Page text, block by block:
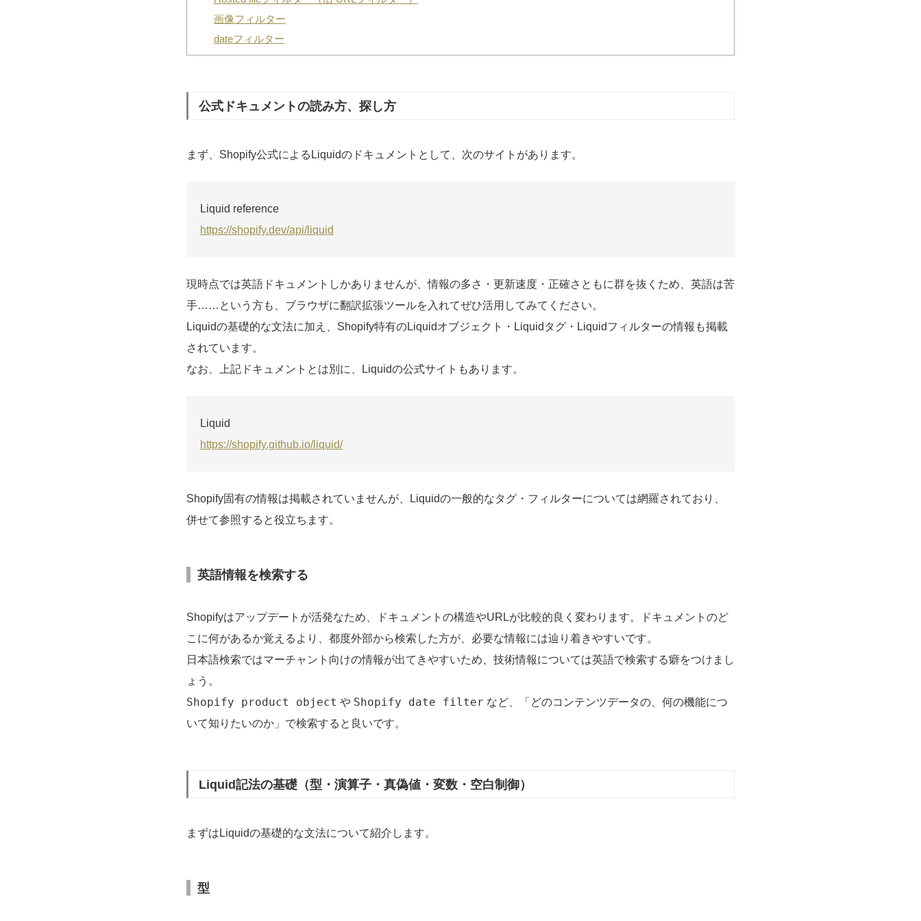
画像フィルター
dateフィルター
公式ドキュメントの読み方、探し方
まず、Shopify公式によるLiquidのドキュメントとして、次のサイトがあります。
Liquid reference
https://shopify.dev/api/liquid
現時点では英語ドキュメントしかありませんが、情報の多さ・更新速度・正確さともに群を抜くため、英語は苦
手……という方も、ブラウザに翻訳拡張ツールを入れてぜひ活用してみてください。
Liquidの基礎的な文法に加え、Shopify特有のLiquidオブジェクト・Liquidタグ・Liquidフィルターの情報も掲載
されています。
なお、上記ドキュメントとは別に、Liquidの公式サイトもあります。
Liquid
https://shopify.github.io/liquid/
Shopify固有の情報は掲載されていませんが、Liquidの一般的なタグ・フィルターについては網羅されており、
併せて参照すると役立ちます。
英語情報を検索する
Shopifyはアップデートが活発なため、ドキュメントの構造やURLが比較的良く変わります。ドキュメントのど
こに何があるか覚えるより、都度外部から検索した方が、必要な情報には辿り着きやすいです。
日本語検索ではマーチャント向けの情報が出てきやすいため、技術情報については英語で検索する癖をつけまし
ょう。
Shopify product object や Shopify date filter など、「どのコンテンツデータの、何の機能につ
いて知りたいのか」で検索すると良いです。
Liquid記法の基礎（型・演算子・真偽値・変数・空白制御）
まずはLiquidの基礎的な文法について紹介します。
型